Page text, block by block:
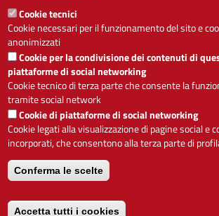
ACCESSIBILITÀ
- A +
Alto contrasto
Servizio realizzato da
Cookie tecnici
Cookie necessari per il funzionamento del sito e
anonimizzati
Cookie per la condivisione dei contenuti di
piattaforme di social networking
Cookie tecnico di terza parte che consente la
tramite social network
Cookie di piattaforme di social networking
Cookie legati alla visualizzazione di pagine social e
incorporati, che consentono alla terza parte di
Conferma le scelte
Accetta tutti i cookies